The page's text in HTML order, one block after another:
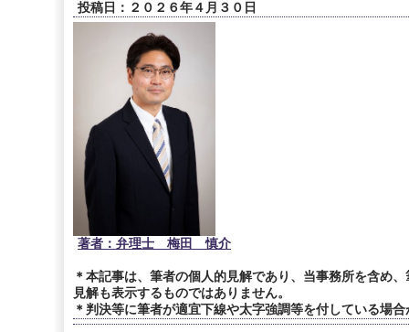
投稿日：２０２６年４月３０日
著者：弁理士 梅田 慎介
＊本記事は、筆者の個人的見解であり、当事務所を含め
見解も表示するものではありません。
＊判決等に筆者が適宜下線や太字強調等を付している場